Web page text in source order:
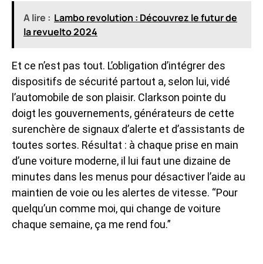
A lire : Lambo revolution : Découvrez le futur de
la revuelto 2024
Et ce n’est pas tout. L’obligation d’intégrer des
dispositifs de sécurité partout a, selon lui, vidé
l’automobile de son plaisir. Clarkson pointe du
doigt les gouvernements, générateurs de cette
surenchère de signaux d’alerte et d’assistants de
toutes sortes. Résultat : à chaque prise en main
d’une voiture moderne, il lui faut une dizaine de
minutes dans les menus pour désactiver l’aide au
maintien de voie ou les alertes de vitesse. “Pour
quelqu’un comme moi, qui change de voiture
chaque semaine, ça me rend fou.”